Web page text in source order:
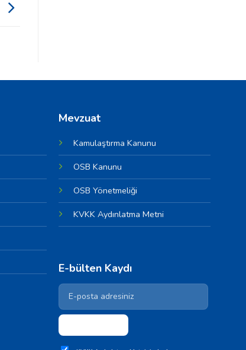
Mevzuat
Kamulaştırma Kanunu
OSB Kanunu
OSB Yönetmeliği
KVKK Aydınlatma Metni
E-bülten Kaydı